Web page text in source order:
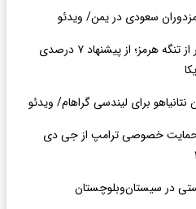
مزدوران سعودی در یمن/ ویدئو
اختلاف بر سر عوارض عبور از تنگه هرمز؛ از پیشنهاد ۷ درصدی
برای لیندسی گراهام/ ویدئو
حمایت خصوصی ترامپ از جی دی
در سیستان‌وبلوچستان